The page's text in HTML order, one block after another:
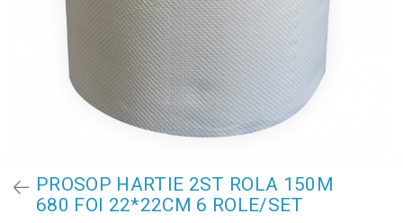
PROSOP HARTIE 2ST ROLA 150M
680 FOI 22*22CM 6 ROLE/SET